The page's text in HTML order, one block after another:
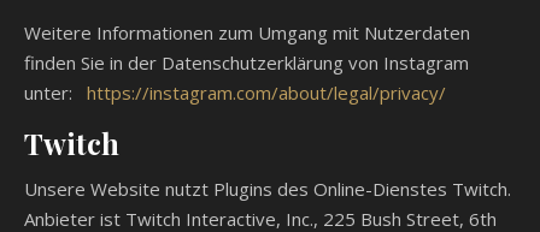
Weitere Informationen zum Umgang mit Nutzerdaten
finden Sie in der Datenschutzerklärung von Instagram
unter: https://instagram.com/about/legal/privacy/
Twitch
Unsere Website nutzt Plugins des Online-Dienstes Twitch.
Anbieter ist Twitch Interactive, Inc., 225 Bush Street, 6th